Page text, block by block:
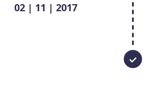
02 | 11 | 2017